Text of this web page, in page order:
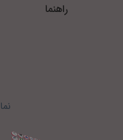
راهنما